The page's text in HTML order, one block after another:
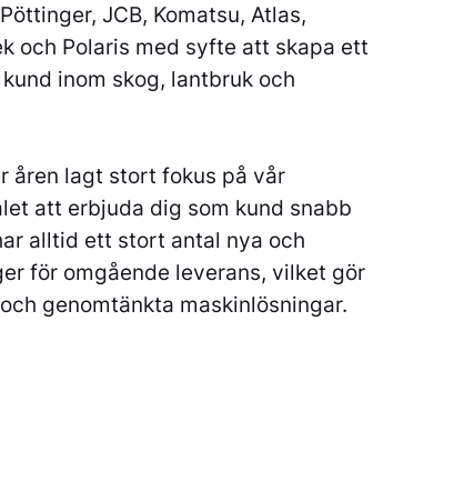
JCB, Komatsu, Atlas,
och Polaris med syfte att skapa ett
inom skog, lantbruk och
åren lagt stort fokus på vår
att erbjuda dig som kund snabb
alltid ett stort antal nya och
för omgående leverans, vilket gör
genomtänkta maskinlösningar.